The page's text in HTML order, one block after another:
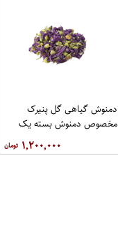
دمنوش گیاهی گل پنیرک
مخصوص دمنوش بسته یک
۱,۲۰۰,۰۰۰